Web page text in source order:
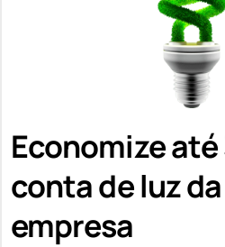
Economize até
conta de luz
empresa